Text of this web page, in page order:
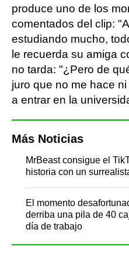
produce uno de los
comentados del clip:
estudiando mucho,
le recuerda su amiga
no tarda: "¿Pero de
juro que no me hace
a entrar en la
Más Noticias
MrBeast consigue el
historia con un
El momento
derriba una pila de 40
día de trabajo